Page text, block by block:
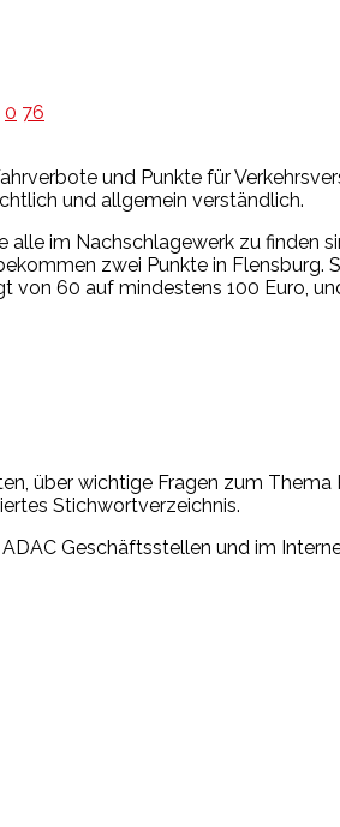
0 76
und Punkte für
und allgemein verständlich.
im Nachschlagewerk zu finden
zwei Punkte in
60 auf mindestens 100 Euro,
über wichtige Fragen zum
Stichwortverzeichnis.
Geschäftsstellen und im